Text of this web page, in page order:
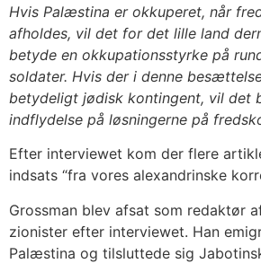
Hvis Palæstina er okkuperet, når
afholdes, vil det for det lille land
betyde en okkupationsstyrke på
soldater. Hvis der i denne
betydeligt jødisk kontingent, vil det
indflydelse på løsningerne på
Efter interviewet kom der flere
indsats “fra vores alexandrinske
Grossman blev afsat som redaktør
zionister efter interviewet. Han
Palæstina og tilsluttede sig